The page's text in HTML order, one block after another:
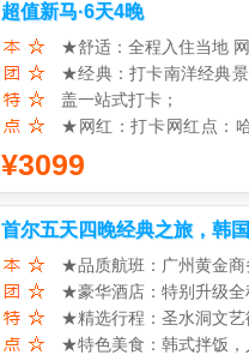
★ 于广宁省最美丽的下
★ 外观越南国家中央政
★ 美食新篇章：全程7
餐+下午茶 海鲜/烤肉/沙
★ 重磅包含：升级安排
超值新马·6天4晚
★舒适：全程入住当地
★经典：打卡南洋经典
盖一站式打卡；
★网红：打卡网红点：
片；
★美食：海南鸡的滑嫩
饭，全方位触动您的味
★安心：特别赠送中国
航，让您毫无后顾之忧
¥3099
首尔五天四晚经典之旅，韩
★品质航班：广州黄金商
★豪华酒店：特别升级
★精选行程：圣水洞文
★特色美食：韩式拌饭